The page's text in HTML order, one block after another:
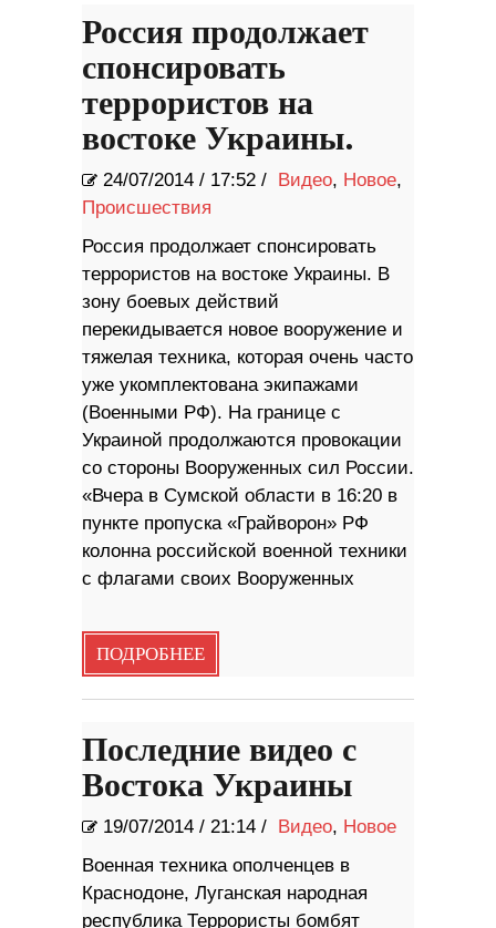
Россия продолжает
спонсировать
террористов на
востоке Украины.
24/07/2014 / 17:52 / Видео, Новое,
Происшествия
Россия продолжает спонсировать
террористов на востоке Украины. В
зону боевых действий
перекидывается новое вооружение и
тяжелая техника, которая очень часто
уже укомплектована экипажами
(Военными РФ). На границе с
Украиной продолжаются провокации
со стороны Вооруженных сил России.
«Вчера в Сумской области в 16:20 в
пункте пропуска «Грайворон» РФ
колонна российской военной техники
с флагами своих Вооруженных
ПОДРОБНЕЕ
Последние видео с
Востока Украины
19/07/2014 / 21:14 / Видео, Новое
Военная техника ополченцев в
Краснодоне, Луганская народная
республика Террористы бомбят